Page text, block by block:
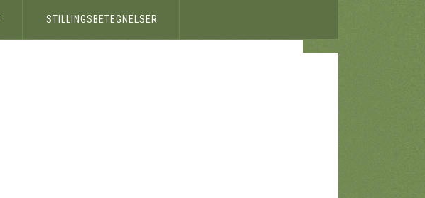
STILLINGSBETEGNELSER